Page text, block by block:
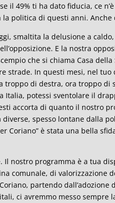
il 49% ti ha dato fiducia, ce
politica di questi anni.
smaltita la delusione a
E la nostra
che si chiama Casa
strade. In questi mesi, nel
di destra, ora troppo di
Italia, potessi sventolare il
accorta di quanto il nostro
spesso lontane dalla
Coriano” è stata una bella
Il nostro programma è a tua
comunale, di valorizzazione
partendo
ci avremmo messo sempre